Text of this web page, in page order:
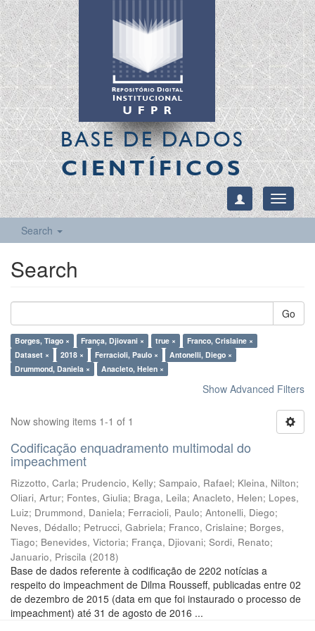
BASE DE DADOS
CIENTÍFICOS
Toggle
Search
Search
Go
Borges, Tiago × França, Djiovani × true ×
Franco, Crislaine ×
Dataset ×
2018 × Ferracioli, Paulo ×
Antonelli, Diego ×
Drummond, Daniela ×
Anacleto, Helen ×
Show Advanced Filters
Now showing items 1-1 of 1
Codificação enquadramento multimodal do
impeachment
Rizzotto, Carla; Prudencio, Kelly; Sampaio, Rafael; Kleina, Nilton;
Oliari, Artur; Fontes, Giulia; Braga, Leila; Anacleto, Helen; Lopes,
Luiz; Drummond, Daniela; Ferracioli, Paulo; Antonelli, Diego;
Neves, Dédallo; Petrucci, Gabriela; Franco, Crislaine; Borges,
Tiago; Benevides, Victoria; França, Djiovani; Sordi, Renato;
Januario, Priscila (2018)
Base de dados referente à codificação de 2202 notícias a
respeito do impeachment de Dilma Rousseff, publicadas entre 02
de dezembro de 2015 (data em que foi instaurado o processo de
impeachment) até 31 de agosto de 2016 ...